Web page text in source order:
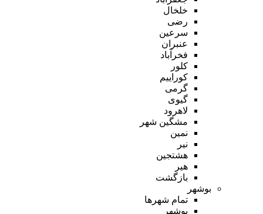
خلخال
رضی
سرعین
عنبران
فخرآباد
کلور
کوراییم
گرمی
گیوی
لاهرود
مشگین شهر
نمین
نیر
هشتجین
هیر
بازگشت
بوشهر
تمام شهر‌ها
بوشهر